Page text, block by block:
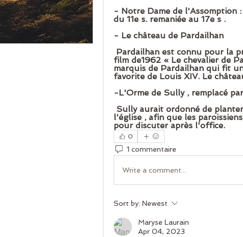
- Notre Dame de l'Assomption
du 11e s. remaniée au 17e s .
- Le château de Pardailhan
film de1962 « Le chevalier de
marquis de Pardailhan qui fit
favorite de Louis XIV. Le
-L'Orme de Sully , remplacé
l'église , afin que les
pour discuter après l'office.
0
1 commentaire
Write a comment...
Sort by: Newest
Maryse Laurain
Apr 04, 2023